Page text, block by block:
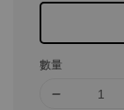
數量